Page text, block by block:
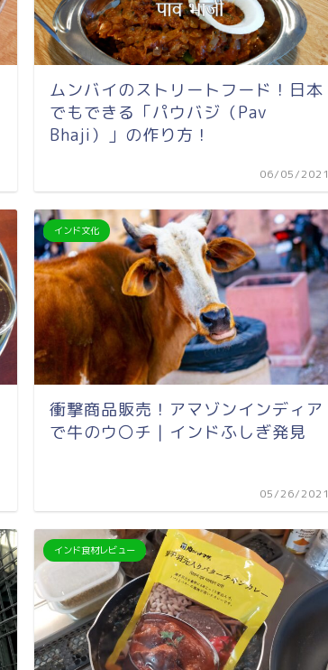
ムンバイのストリートフード！日本
でもできる「パウバジ（Pav
Bhaji）」の作り方！
06/05/2021
インド文化
衝撃商品販売！アマゾンインディア
で牛のウ〇チ｜インドふしぎ発見
05/26/2021
インド食材レビュー